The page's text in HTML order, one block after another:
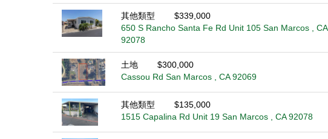
其他類型
$339,000
650 S Rancho Santa Fe Rd Unit 105 San Marcos , CA
92078
土地
$300,000
Cassou Rd San Marcos , CA 92069
其他類型
$135,000
1515 Capalina Rd Unit 19 San Marcos , CA 92078